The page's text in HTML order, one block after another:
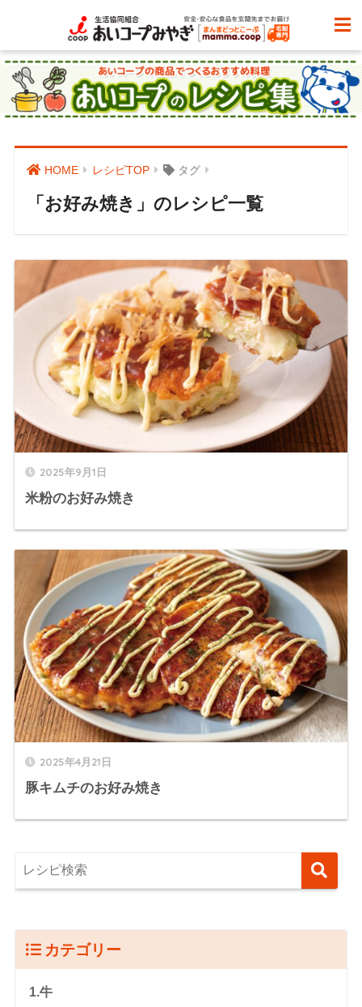
HOME レシピTOP タグ
「お好み焼き」のレシピ一覧
2025年9月1日
米粉のお好み焼き
2025年4月21日
豚キムチのお好み焼き
カテゴリー
1.牛